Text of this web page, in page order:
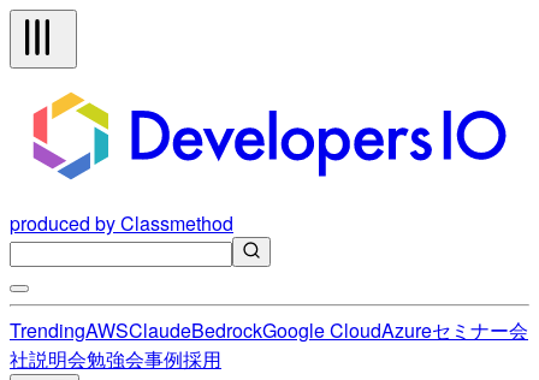
produced by Classmethod
TrendingAWSClaudeBedrockGoogle CloudAzureセミナー会
社説明会勉強会事例採用